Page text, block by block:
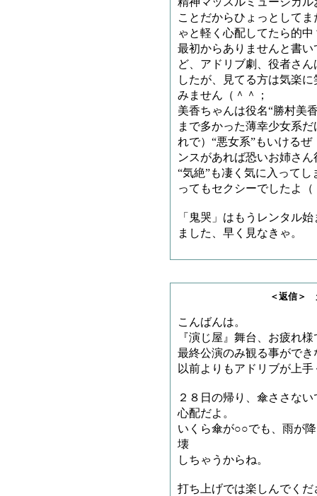
ことだからひょっとして
ゃと軽く心配してたら的
最初からありませんと書
ど、アドリブ劇、役者さ
したが、見てる方は気楽
みません（＾＾；
美香ちゃんは役名“勝村美
まで多かった薄幸少女系
れで）“悪女系”もいける
ンスがあれば恐いお姉さ
“気絶”も凄く気に入って
ってもセクシーでしたよ
「鬼哭」はもうレンタル
ました、早く見なきゃ。
＜返信＞ 天龍司魄
こんばんは。
『演じ屋』舞台、お疲れ
最終公演のみ観る事がで
以前よりもアドリブが上
２８日の帰り、傘ささな
心配だよ。
いくら傘が○○でも、雨が
壊
しちゃうからね。
打ち上げでは楽しんでく